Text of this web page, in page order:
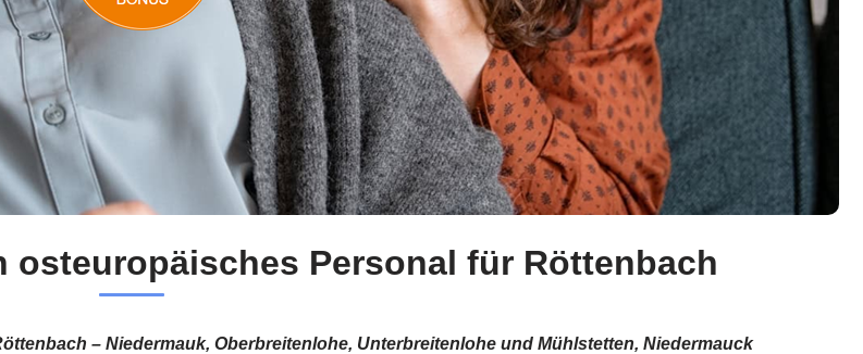
osteuropäisches Personal für Röttenbach
– Niedermauk, Oberbreitenlohe, Unterbreitenlohe und Mühlstetten, Niedermauck